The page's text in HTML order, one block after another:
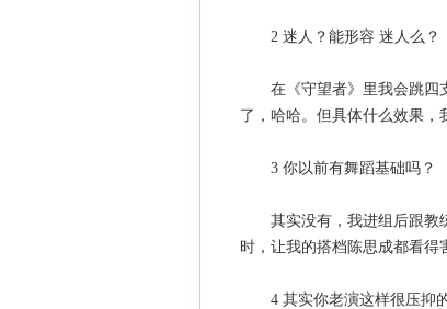
2 迷人？能形容 迷人么？
在《守望者》里我会跳四支
了，哈哈。但具体什么效果，
3 你以前有舞蹈基础吗？
其实没有，我进组后跟教练
时，让我的搭档陈思成都看得
4 其实你老演这样很压抑